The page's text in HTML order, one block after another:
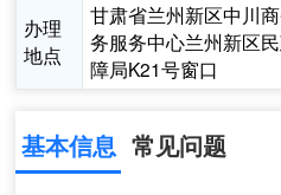
办理
地点
甘肃省兰州新区中川
务服务中心兰州新区
障局K21号窗口
基本信息 常见问题